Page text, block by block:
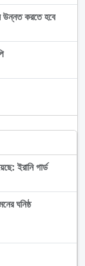
উন্নত করতে হবে
ইরানি গার্ড
ঘনিষ্ঠ